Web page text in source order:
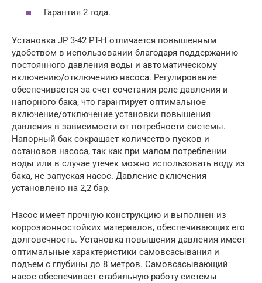
Гарантия 2 года.
Установка JP 3-42 PT-H отличается повышенным
удобством в использовании благодаря поддержанию
постоянного давления воды и автоматическому
включению/отключению насоса. Регулирование
обеспечивается за счет сочетания реле давления и
напорного бака, что гарантирует оптимальное
включение/отключение установки повышения
давления в зависимости от потребности системы.
Напорный бак сокращает количество пусков и
остановов насоса, так как при малом потреблении
воды или в случае утечек можно использовать воду из
бака, не запуская насос. Давление включения
установлено на 2,2 бар.
Насос имеет прочную конструкцию и выполнен из
коррозионностойких материалов, обеспечивающих его
долговечность. Установка повышения давления имеет
оптимальные характеристики самовсасывания и
подъем с глубины до 8 метров. Самовсасывающий
насос обеспечивает стабильную работу системы